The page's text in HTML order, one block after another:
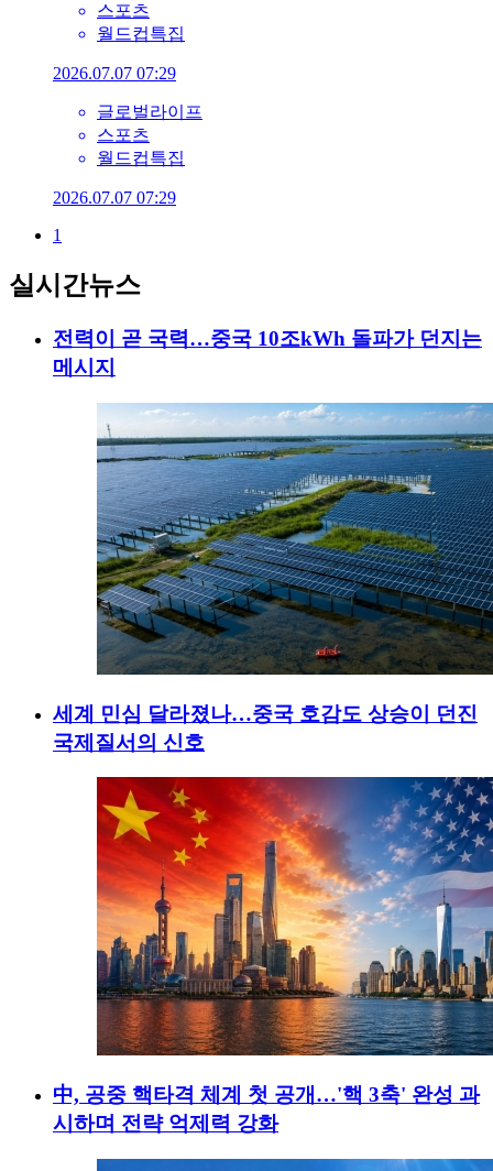
스포츠
월드컵특집
2026.07.07 07:29
글로벌라이프
스포츠
월드컵특집
2026.07.07 07:29
1
실시간뉴스
전력이 곧 국력…중국 10조kWh 돌파가 던지는
메시지
세계 민심 달라졌나…중국 호감도 상승이 던진
국제질서의 신호
中, 공중 핵타격 체계 첫 공개…'핵 3축' 완성 과
시하며 전략 억제력 강화